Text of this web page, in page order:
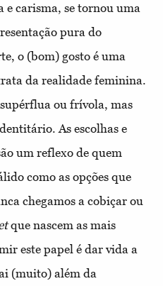
e carisma, se tornou uma
pura do
o (bom) gosto é uma
da realidade feminina.
ou frívola, mas
As escolhas e
um reflexo de quem
como as opções que
chegamos a cobiçar ou
que nascem as mais
este papel é dar vida a
(muito) além da